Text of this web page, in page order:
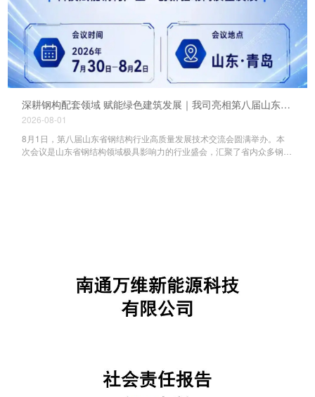
深耕钢构配套领域 赋能绿色建筑发展｜我司亮相第八届山东省钢结构行业高质量发展技术交流会
2026-08-01
8月1日，第八届山东省钢结构行业高质量发展技术交流会圆满举办。本
次会议是山东省钢结构领域极具影响力的行业盛会，汇聚了省内众多钢结
场馆等建筑领域。但大跨度钢构厂房普遍存在室内闷热、粉尘废气堆积、
消防排烟不达标、屋面渗漏、能耗过高等痛点问题，对屋面通风排烟配套
设备的安全性、稳定性、适配性提出了更高的要求。 本次参展，我司...